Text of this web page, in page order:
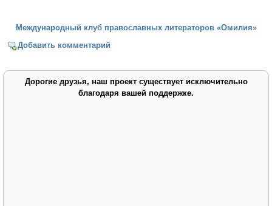
Международный клуб православных литераторов «Омилия»
Добавить комментарий
Дорогие друзья, наш проект существует исключительно
благодаря вашей поддержке.